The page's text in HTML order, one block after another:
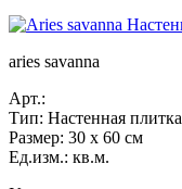
aries savanna
Арт.:
Тип: Настенная плитка
Размер: 30 x 60 см
Ед.изм.: кв.м.